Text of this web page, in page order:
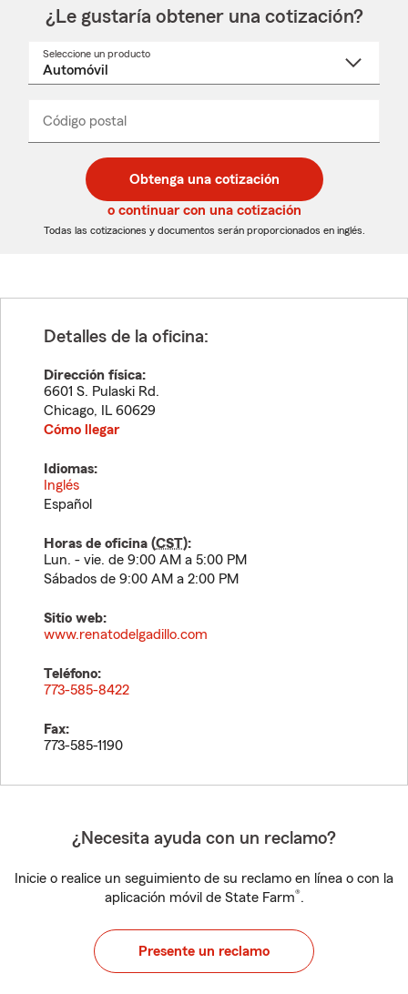
¿Le gustaría obtener una cotización?
Seleccione un producto
desplegable
Código postal
de
5
dígitos
de
5
dígitos
_____
Obtenga una cotización
o continuar con una cotización
Todas las cotizaciones y documentos serán proporcionados en inglés.
Detalles de la oficina:
Dirección física:
6601 S. Pulaski Rd.
Chicago, IL 60629
Cómo llegar
Idiomas:
Inglés
Español
Horas de oficina (CST):
Lun. - vie. de 9:00 AM a 5:00 PM
Sábados de 9:00 AM a 2:00 PM
Sitio web:
www.renatodelgadillo.com
Teléfono:
773-585-8422
Fax:
773-585-1190
¿Necesita ayuda con un reclamo?
Inicie o realice un seguimiento de su reclamo en línea o con la
aplicación móvil de State Farm®.
Presente un reclamo